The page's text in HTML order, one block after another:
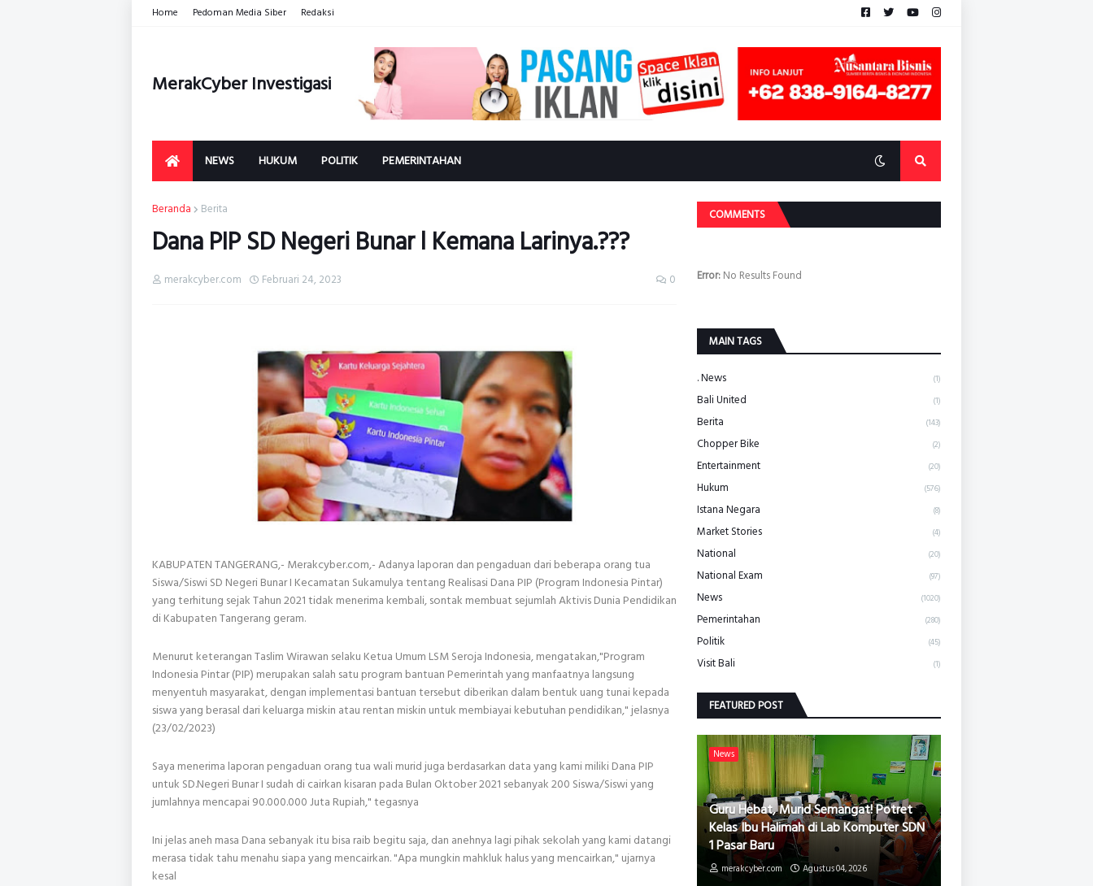
Home Pedoman Media Siber Redaksi
MerakCyber Investigasi
NEWS HUKUM POLITIK PEMERINTAHAN
Beranda Berita
Dana PIP SD Negeri Bunar l Kemana Larinya.???
merakcyber.com Februari 24, 2023 0
KABUPATEN TANGERANG,- Merakcyber.com,- Adanya laporan dan pengaduan dari beberapa orang tua
Siswa/Siswi SD Negeri Bunar I Kecamatan Sukamulya tentang Realisasi Dana PIP (Program Indonesia Pintar)
yang terhitung sejak Tahun 2021 tidak menerima kembali, sontak membuat sejumlah Aktivis Dunia Pendidikan
di Kabupaten Tangerang geram.
Menurut keterangan Taslim Wirawan selaku Ketua Umum LSM Seroja Indonesia, mengatakan,"Program
Indonesia Pintar (PIP) merupakan salah satu program bantuan Pemerintah yang manfaatnya langsung
menyentuh masyarakat, dengan implementasi bantuan tersebut diberikan dalam bentuk uang tunai kepada
siswa yang berasal dari keluarga miskin atau rentan miskin untuk membiayai kebutuhan pendidikan," jelasnya
(23/02/2023)
Saya menerima laporan pengaduan orang tua wali murid juga berdasarkan data yang kami miliki Dana PIP
untuk SD.Negeri Bunar I sudah di cairkan kisaran pada Bulan Oktober 2021 sebanyak 200 Siswa/Siswi yang
jumlahnya mencapai 90.000.000 Juta Rupiah," tegasnya
Ini jelas aneh masa Dana sebanyak itu bisa raib begitu saja, dan anehnya lagi pihak sekolah yang kami datangi
merasa tidak tahu menahu siapa yang mencairkan. "Apa mungkin mahkluk halus yang mencairkan," ujarnya
kesal
COMMENTS
Error:No Results Found
MAIN TAGS
. News (1)
Bali United (1)
Berita (143)
Chopper Bike (2)
Entertainment (20)
Hukum (576)
Istana Negara (8)
Market Stories (4)
National (20)
National Exam (97)
News (1020)
Pemerintahan (280)
Politik (45)
Visit Bali (1)
FEATURED POST
News
Guru Hebat, Murid Semangat! Potret
Kelas Ibu Halimah di Lab Komputer SDN
1 Pasar Baru
merakcyber.com Agustus 04, 2026